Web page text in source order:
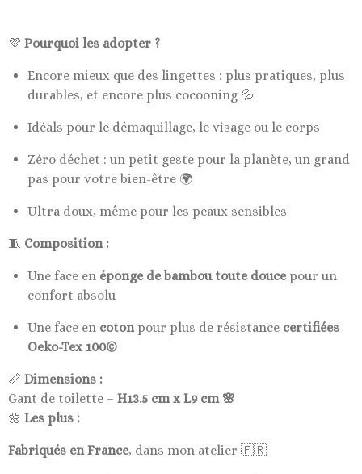
💜 Pourquoi les adopter ?
Encore mieux que des lingettes : plus pratiques, plus
durables, et encore plus cocooning 💦
Idéals pour le démaquillage, le visage ou le corps
Zéro déchet : un petit geste pour la planète, un grand
pas pour votre bien-être 🌍
Ultra doux, même pour les peaux sensibles
🧵 Composition :
Une face en éponge de bambou toute doucepour un
confort absolu
Une face en coton pour plus de résistance certifiées
Oeko-Tex 100©
📏 Dimensions :
Gant de toilette – H13.5 cm x L9 cm 🌸
🌼 Les plus :
Fabriqués en France, dans mon atelier 🇫🇷